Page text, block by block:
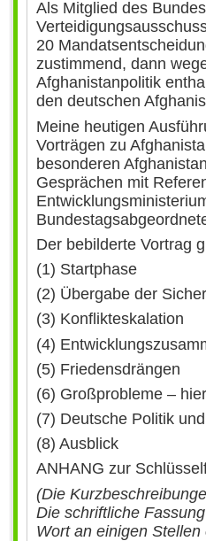
Als Mitglied des
20
zustimmend, dann
Afghanistanpolitik
den deutschen
Meine heutigen
Vorträgen zu
besonderen
Gesprächen mit
Der bebilderte Vortrag
(1) Startphase
(2) Übergabe der
(3) Konflikteskalation
(4)
(5) Friedensdrängen
(6) Großprobleme –
(7) Deutsche Politik
(8) Ausblick
ANHANG zur
(Die
Die schriftliche
Wort an einigen Stellen